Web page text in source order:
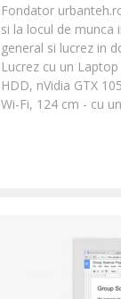
Fondator
si la locul de munca
general si lucrez in
Lucrez cu un
HDD, nVidia GTX
Wi-Fi, 124 cm - cu